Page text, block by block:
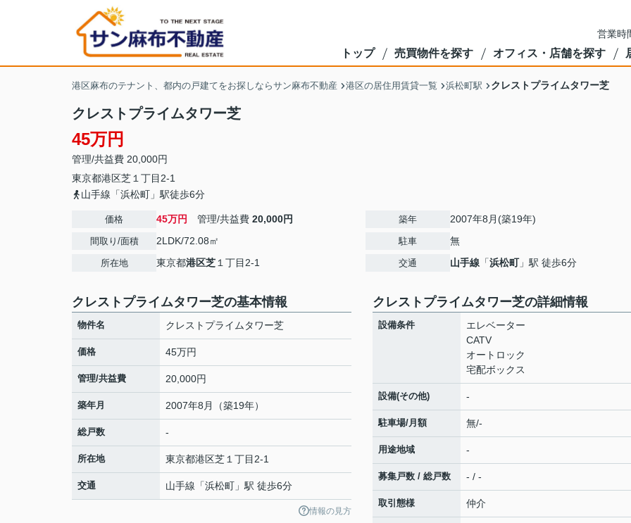
営業時
トップ 売買物件を探す オフィス・店舗を探す
港区麻布のテナント、都内の戸建てをお探しならサン麻布不動産 港区の居住用賃貸一覧 浜松町駅 クレストプライムタワー芝
クレストプライムタワー芝
45万円
管理/共益費 20,000円
東京都港区芝 １丁目2-1
山手線「浜松町」駅徒歩6分
価格 45万円 管理/共益費 20,000円
間取り/面積 2LDK/72.08㎡
所在地 東京都港区芝 １丁目2-1
築年 2007年8月(築19年)
駐車 無
交通 山手線 「浜松町」駅 徒歩6分
クレストプライムタワー芝の基本情報
物件名 クレストプライムタワー芝
価格 45万円
管理/共益費 20,000円
築年月 2007年8月（築19年）
総戸数 -
所在地 東京都港区芝 １丁目2-1
交通 山手線 「浜松町 」駅 徒歩6分
情報の見方
クレストプライムタワー芝の詳細情報
設備条件
エレベーター
CATV
オートロック
宅配ボックス
設備(その他) -
駐車場/月額 無/-
用途地域 -
募集戸数 / 総戸数 - / -
取引態様 仲介